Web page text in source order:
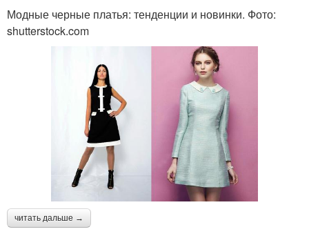
Модные черные платья: тенденции и новинки. Фото:
shutterstock.com
читать дальше →